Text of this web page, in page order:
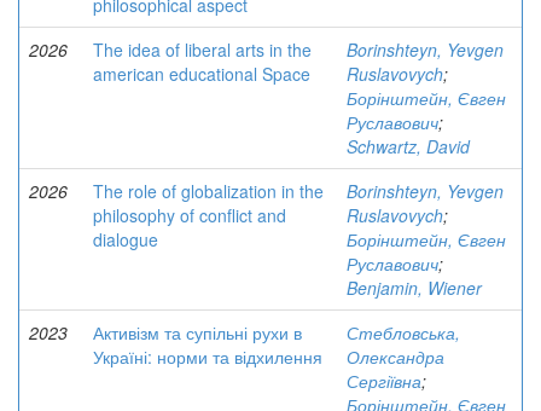
philosophical aspect
2026
The idea of liberal arts in the
american educational Space
Borinshteyn, Yevgen
Ruslavovych;
Борінштейн, Євген
Руславович;
Schwartz, David
2026
The role of globalization in the
philosophy of conflict and
dialogue
Borinshteyn, Yevgen
Ruslavovych;
Борінштейн, Євген
Руславович;
Benjamin, Wiener
2023
Активізм та супільні рухи в
Україні: норми та відхилення
Стебловська,
Олександра
Сергіївна;
Борінштейн, Євген